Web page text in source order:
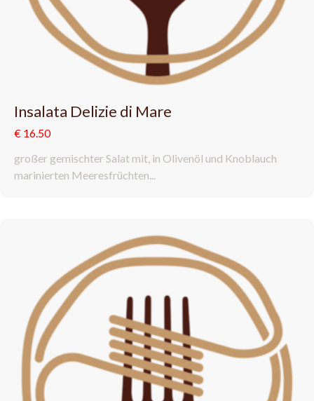
Insalata Delizie di Mare
€ 16.50
großer gemischter Salat mit, in Olivenöl und Knoblauch
marinierten Meeresfrüchten...